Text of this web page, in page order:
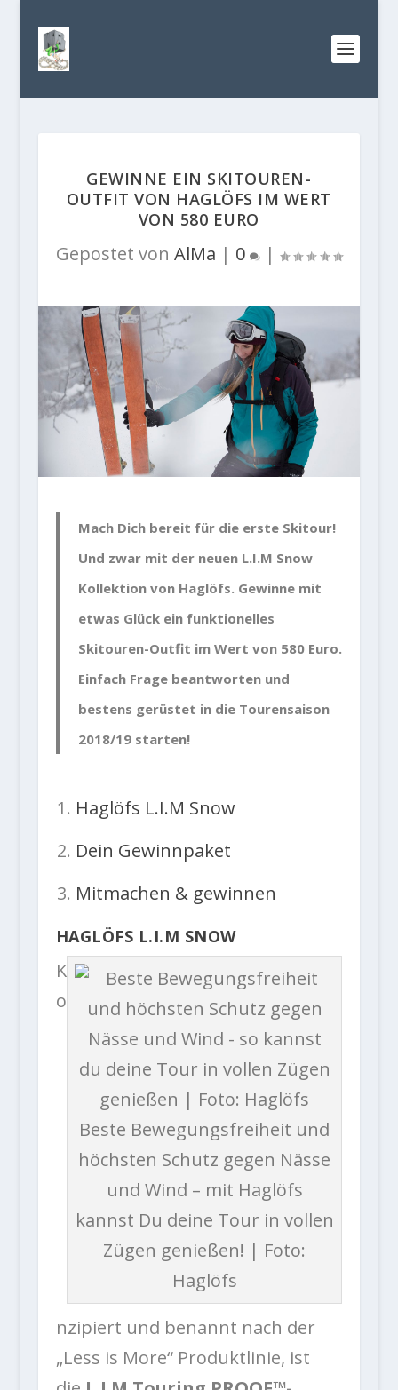
GEWINNE EIN SKITOUREN-
OUTFIT VON HAGLÖFS IM WERT
VON 580 EURO
Gepostet von AlMa | 0 |
Mach Dich bereit für die erste Skitour!
Und zwar mit der neuen L.I.M Snow
Kollektion von Haglöfs. Gewinne mit
etwas Glück ein funktionelles
Skitouren-Outfit im Wert von 580 Euro.
Einfach Frage beantworten und
bestens gerüstet in die Tourensaison
2018/19 starten!
Haglöfs L.I.M Snow
Dein Gewinnpaket
Mitmachen & gewinnen
HAGLÖFS L.I.M SNOW
Beste Bewegungsfreiheit und
höchsten Schutz gegen Nässe
und Wind – mit Haglöfs
kannst Du deine Tour in vollen
Zügen genießen! | Foto:
Haglöfs
K
o
nzipiert und benannt nach der
„Less is More“ Produktlinie, ist